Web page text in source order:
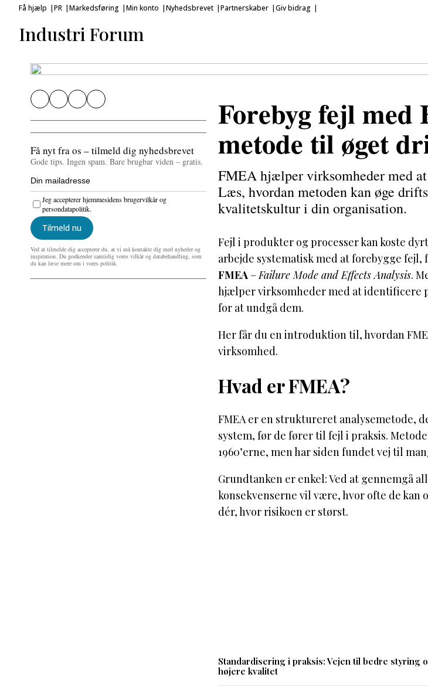
Få hjælp PR Markedsføring Min konto Nyhedsbrevet Partnerskaber Giv bidrag
Industri Forum
Forebyg fejl
metode til øget
FMEA hjælper virksomheder med
Læs, hvordan metoden kan øge
kvalitetskultur i din organisation.
Fejl i produkter og processer kan koste
arbejde systematisk med at forebygge
FMEA –Failure Mode and Effects Analysis.
hjælper virksomheder med at identificere
for at undgå dem.
Her får du en introduktion til, hvordan
virksomhed.
Hvad er FMEA?
FMEA er en struktureret analysemetode,
system, før de fører til fejl i praksis.
1960’erne, men har siden fundet vej til
Grundtanken er enkel: Ved at gennemgå
konsekvenserne vil være, hvor ofte de kan
dér, hvor risikoen er størst.
Standardisering i praksis: Vejen til bedre styring
højere kvalitet
Få nyt fra os – tilmeld dig nyhedsbrevet
Gode tips. Ingen spam. Bare brugbar viden – gratis.
Tilmeld nu
Jeg accepterer hjemmesidens brugervilkår og
persondatapolitik.
Ved at tilmelde dig accepterer du, at vi må kontakte dig med nyheder og
inspiration. Du godkender samtidig vores vilkår og databehandling, som
du kan læse mere om i vores politik.